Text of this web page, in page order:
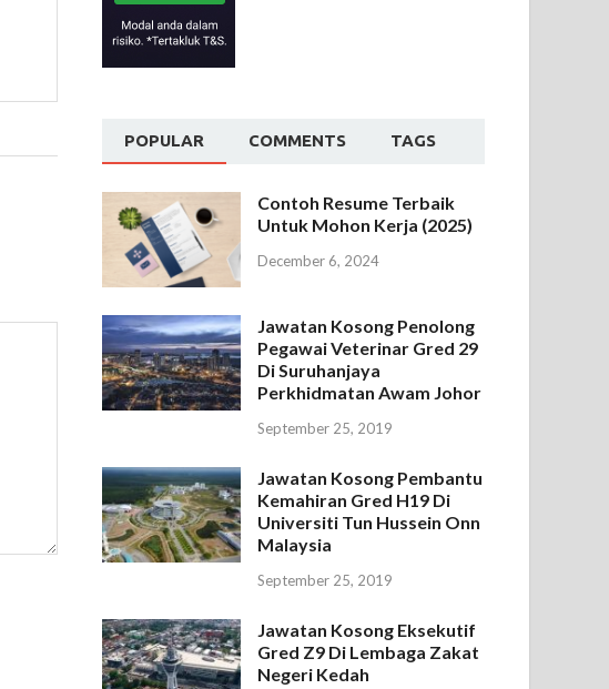
POPULAR COMMENTS TAGS
Contoh Resume Terbaik
Untuk Mohon Kerja (2025)
December 6, 2024
Jawatan Kosong Penolong
Pegawai Veterinar Gred 29
Di Suruhanjaya
Perkhidmatan Awam Johor
September 25, 2019
Jawatan Kosong Pembantu
Kemahiran Gred H19 Di
Universiti Tun Hussein Onn
Malaysia
September 25, 2019
Jawatan Kosong Eksekutif
Gred Z9 Di Lembaga Zakat
Negeri Kedah